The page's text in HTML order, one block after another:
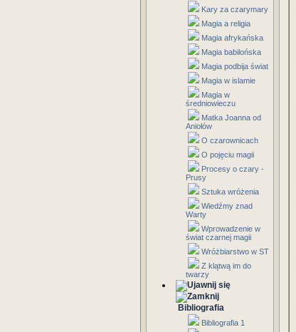
Kary za czarymary
Magia a religia
Magia afrykańska
Magia babilońska
Magia podbija świat
Magia w islamie
Magia w
średniowieczu
Matka Joanna od
Aniołów
O czarownicach
O pojęciu magii
Procesy o czary -
Prusy
Sztuka wróżenia
Wiedźmy znad
Warty
Wprowadzenie w
świat czarnej magii
Wróżbiarstwo w ST
Z klątwą im do
twarzy
Bibliografia
Bibliografia 1